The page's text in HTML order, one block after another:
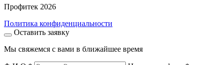
Профитек 2026
Политика конфиденциальности
Оставить заявку
Мы свяжемся с вами в ближайшее время